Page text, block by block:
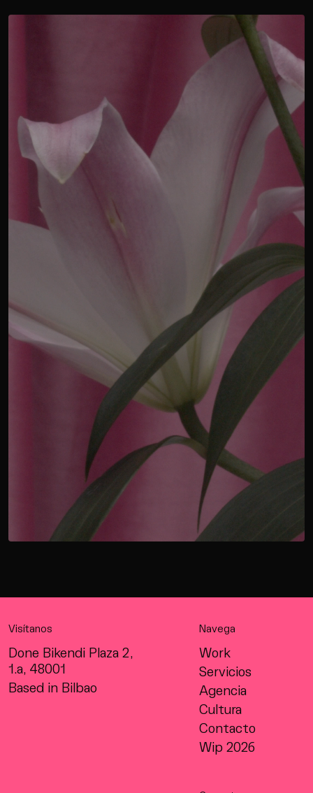
Wip
Visítanos
Done Bikendi Plaza 2,
1.a, 48001
Based in Bilbao
Navega
Work
Servicios
Agencia
Cultura
Contacto
Wip 2026